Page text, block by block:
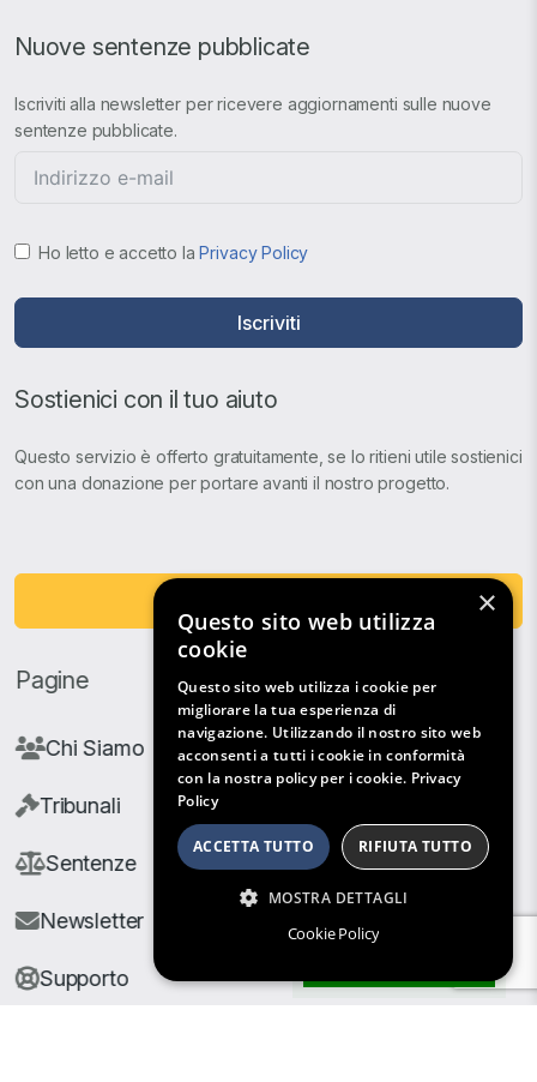
Nuove sentenze pubblicate
Iscriviti alla newsletter per ricevere aggiornamenti sulle nuove
sentenze pubblicate.
Ho letto e accetto laPrivacy Policy
Iscriviti
Sostienici con il tuo aiuto
Questo servizio è offerto gratuitamente, se lo ritieni utile sostienici
con una donazione per portare avanti il nostro progetto.
Pagine
Chi Siamo
Tribunali
Sentenze
Newsletter
Supporto
×
Questo sito web utilizza
cookie
Questo sito web utilizza i cookie per
migliorare la tua esperienza di
navigazione. Utilizzando il nostro sito web
acconsenti a tutti i cookie in conformità
con la nostra policy per i cookie. Privacy
Policy
ACCETTA TUTTO RIFIUTA TUTTO
MOSTRA DETTAGLI
Cookie Policy